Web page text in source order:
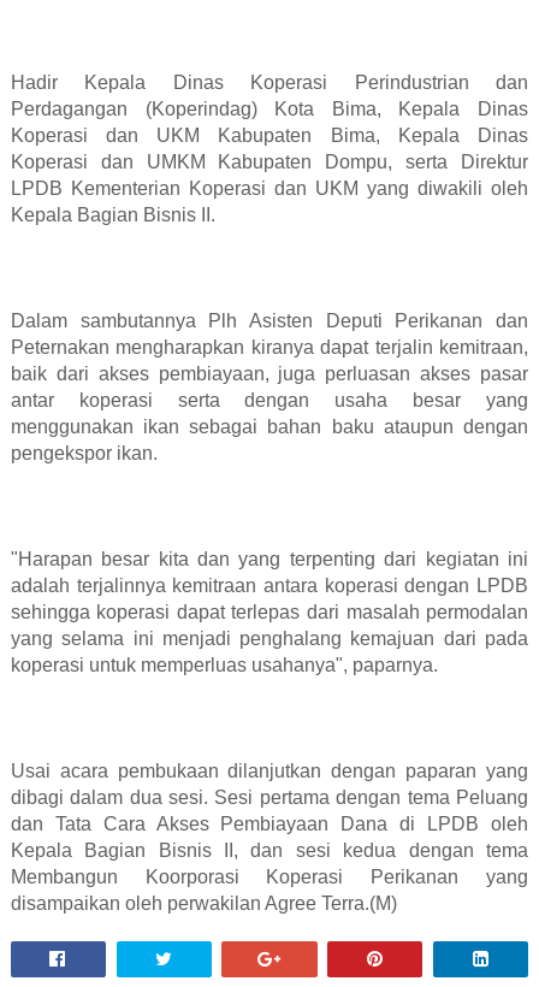
Hadir Kepala Dinas Koperasi Perindustrian dan
Perdagangan (Koperindag) Kota Bima, Kepala Dinas
Koperasi dan UKM Kabupaten Bima, Kepala Dinas
Koperasi dan UMKM Kabupaten Dompu, serta Direktur
LPDB Kementerian Koperasi dan UKM yang diwakili oleh
Kepala Bagian Bisnis II.
Dalam sambutannya Plh Asisten Deputi Perikanan dan
Peternakan mengharapkan kiranya dapat terjalin kemitraan,
baik dari akses pembiayaan, juga perluasan akses pasar
antar koperasi serta dengan usaha besar yang
menggunakan ikan sebagai bahan baku ataupun dengan
pengekspor ikan.
"Harapan besar kita dan yang terpenting dari kegiatan ini
adalah terjalinnya kemitraan antara koperasi dengan LPDB
sehingga koperasi dapat terlepas dari masalah permodalan
yang selama ini menjadi penghalang kemajuan dari pada
koperasi untuk memperluas usahanya", paparnya.
Usai acara pembukaan dilanjutkan dengan paparan yang
dibagi dalam dua sesi. Sesi pertama dengan tema Peluang
dan Tata Cara Akses Pembiayaan Dana di LPDB oleh
Kepala Bagian Bisnis II, dan sesi kedua dengan tema
Membangun Koorporasi Koperasi Perikanan yang
disampaikan oleh perwakilan Agree Terra.(M)